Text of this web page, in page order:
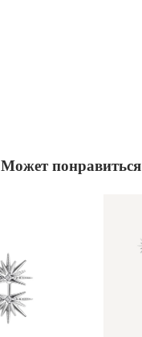
Может понравиться